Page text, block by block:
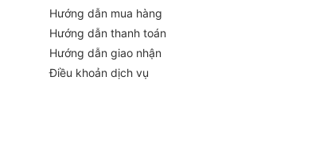
Hướng dẫn mua hàng
Hướng dẫn thanh toán
Hướng dẫn giao nhận
Điều khoản dịch vụ